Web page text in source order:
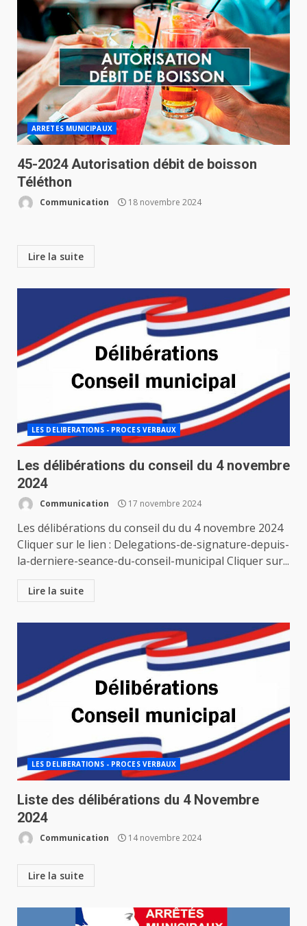
ARRETES MUNICIPAUX
45-2024 Autorisation débit de boisson
Téléthon
Communication 18 novembre 2024
Lire la suite
LES DELIBERATIONS - PROCES VERBAUX
Les délibérations du conseil du 4 novembre
2024
Communication 17 novembre 2024
Les délibérations du conseil du du 4 novembre 2024
Cliquer sur le lien : Delegations-de-signature-depuis-
la-derniere-seance-du-conseil-municipal Cliquer sur...
Lire la suite
LES DELIBERATIONS - PROCES VERBAUX
Liste des délibérations du 4 Novembre
2024
Communication 14 novembre 2024
Lire la suite